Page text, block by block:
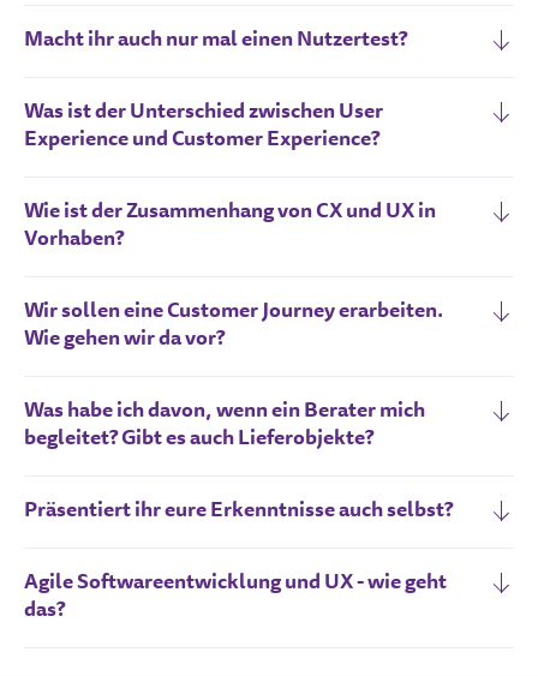
Macht ihr auch nur mal einen Nutzertest?
Was ist der Unterschied zwischen User
Experience und Customer Experience?
Wie ist der Zusammenhang von CX und UX in
Vorhaben?
Wir sollen eine Customer Journey erarbeiten.
Wie gehen wir da vor?
Was habe ich davon, wenn ein Berater mich
begleitet? Gibt es auch Lieferobjekte?
Präsentiert ihr eure Erkenntnisse auch selbst?
Agile Softwareentwicklung und UX - wie geht
das?